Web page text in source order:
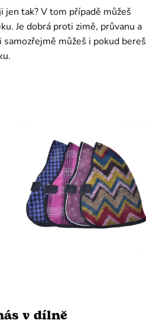
jen tak? V tom případě můžeš
Je dobrá proti zimě, průvanu a
samozřejmě můžeš i pokud bereš
v dílně